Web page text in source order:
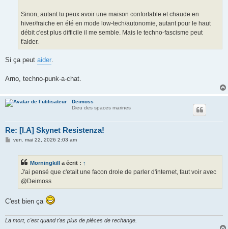
Sinon, autant tu peux avoir une maison confortable et chaude en
hiver/fraiche en été en mode low-tech/autonomie, autant pour le haut
débit c'est plus difficile il me semble. Mais le techno-fascisme peut
t'aider.
Si ça peut aider
Arno, techno-punk-a-chat.
Deimoss
Dieu des spaces marines
Re: [I.A] Skynet Resistenza!
Mven. mai 22, 2026 2:03 am
Morningkill a écrit : ↑
J'ai pensé que c'etait une facon drole de parler d'internet, faut voir avec
@Deimoss
C'est bien ça
La mort, c'est quand t'as plus de pièces de rechange.